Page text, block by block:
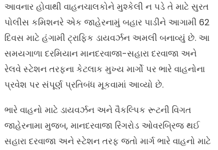
આવનાર હોવાથી વાહનચાલકોને મુશ્કેલી ન પડે તે માટે સુરત
પોલીસ કમિશનરે એક જાહેરનામું બહાર પાડીને આગામી 62
દિવસ માટે હંગામી ટ્રાફિક ડાયવર્ઝન અમલી બનાવ્યું છે. આ
સમયગાળા દરમિયાન માનદરવાજા-સહારા દરવાજા અને
રેલવે સ્ટેશન તરફના કેટલાક મુખ્ય માર્ગો પર ભારે વાહનોના
પ્રવેશ પર સંપૂર્ણ પ્રતિબંધ મૂકવામાં આવ્યો છે.
ભારે વાહનો માટે ડાયવર્ઝન અને વૈકલ્પિક રૂટની વિગત
જાહેરનામા મુજબ, માનદરવાજા રિંગરોડ ઓવરબ્રિજ થઈ
સહારા દરવાજા અને સ્ટેશન તરફ જતો માર્ગ ભારે વાહનો માટે